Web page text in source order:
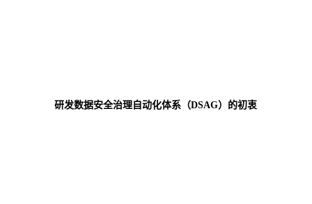
研发数据安全治理自动化体系（DSAG）的初衷